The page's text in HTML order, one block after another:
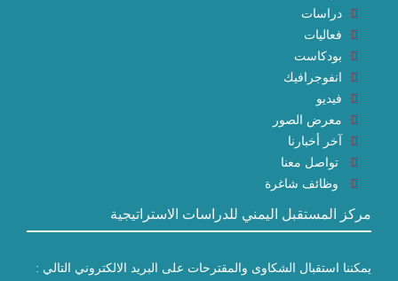
دراسات
فعاليات
بودكاست
انفوجرافيك
فيديو
معرض الصور
آخر أخبارنا
تواصل معنا
وظائف شاغرة
مركز المستقبل اليمني للدراسات الاستراتيجية
يمكننا استقبال الشكاوى والمقترحات على البريد الالكتروني التالي :